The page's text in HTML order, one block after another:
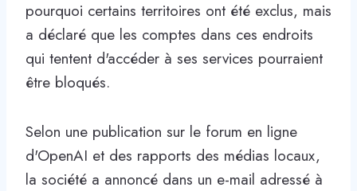
pourquoi certains territoires ont été exclus, mais
a déclaré que les comptes dans ces endroits
qui tentent d'accéder à ses services pourraient
être bloqués.
Selon une publication sur le forum en ligne
d'OpenAI et des rapports des médias locaux,
la société a annoncé dans un e-mail adressé à